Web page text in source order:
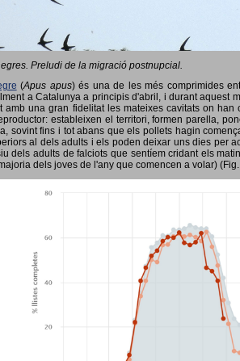
Preludi de la migració postnupcial.
(Apus apus) és una de les més comprimides
a Catalunya a principis d'abril, i durant aquest
amb una gran fidelitat les mateixes cavitats on
estableixen el territori, formen parella,
sovint fins i tot abans que els pollets hagin
al dels adults i els poden deixar uns dies per
dels adults de falciots que sentíem cridant els
dels joves de l'any que comencen a volar)